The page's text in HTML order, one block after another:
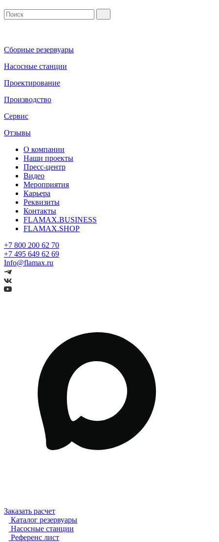
Сборные резервуары
Насосные станции
Проектирование
Производство
Сервис
Отзывы
О компании
Наши проекты
Пресс-центр
Видео
Мероприятия
Карьера
Реквизиты
Контакты
FLAMAX.BUSINESS
FLAMAX.SHOP
+7 800 200 62 70
+7 495 649 62 69
Info@flamax.ru
Заказать расчет
Каталог резервуары
Насосные станции
Референс лист